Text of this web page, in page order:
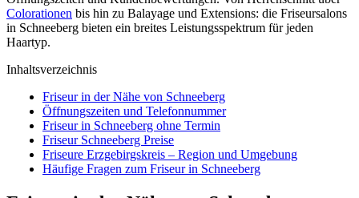
Colorationen bis hin zu Balayage und Extensions: die Friseursalons
in Schneeberg bieten ein breites Leistungsspektrum für jeden
Haartyp.
Inhaltsverzeichnis
Friseur in der Nähe von Schneeberg
Öffnungszeiten und Telefonnummer
Friseur in Schneeberg ohne Termin
Friseur Schneeberg Preise
Friseure Erzgebirgskreis – Region und Umgebung
Häufige Fragen zum Friseur in Schneeberg